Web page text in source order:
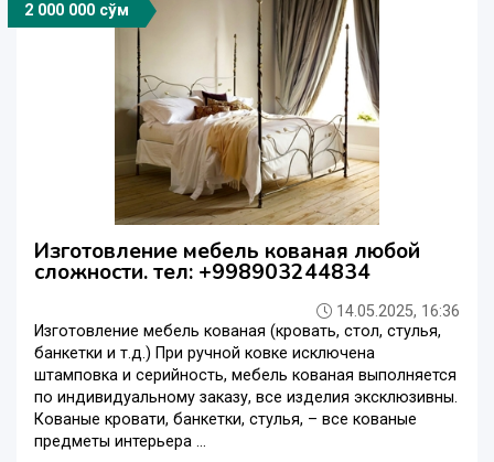
2 000 000 сўм
Изготовление мебель кованая любой
сложности. тел: +998903244834
14.05.2025, 16:36
Изготовление мебель кованая (кровать, стол, стулья,
банкетки и т.д.) При ручной ковке исключена
штамповка и серийность, мебель кованая выполняется
по индивидуальному заказу, все изделия эксклюзивны.
Кованые кровати, банкетки, стулья, – все кованые
предметы интерьера ...